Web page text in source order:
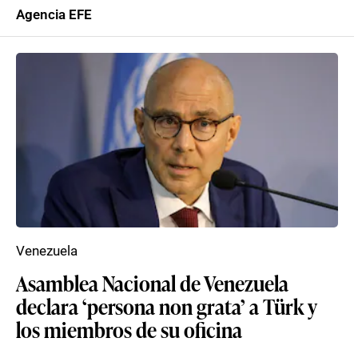
Agencia EFE
Asamblea Nacional de Venezuela
declara ‘persona non grata’ a Türk y
los miembros de su oficina
Venezuela